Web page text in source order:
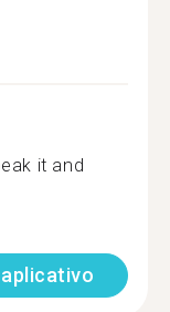
it and